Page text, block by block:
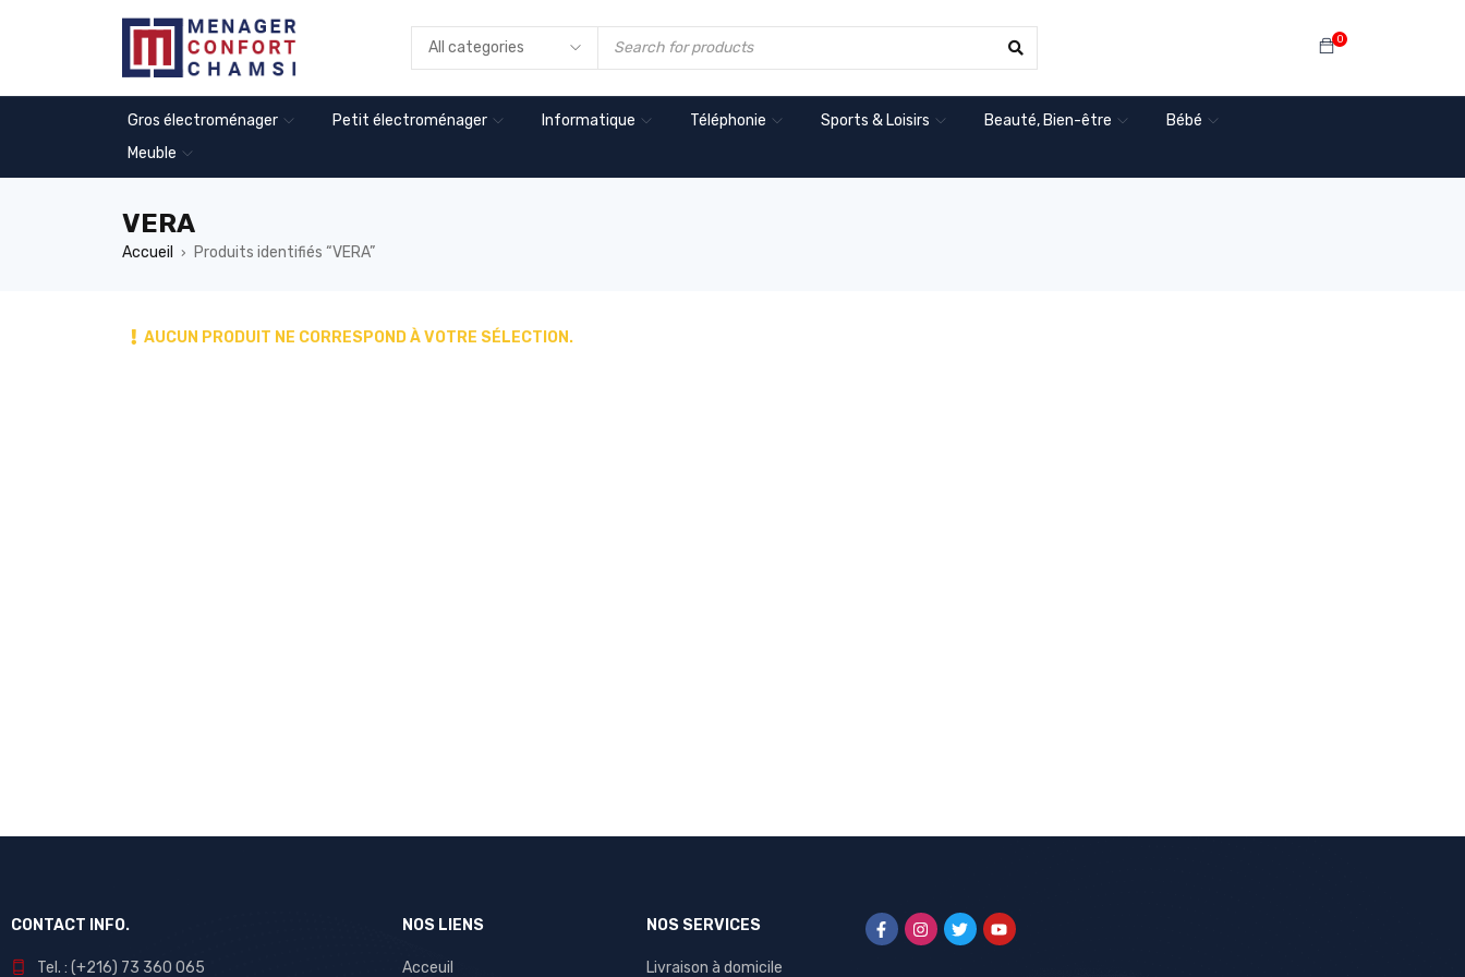
0
Gros électroménager Petit électroménager Informatique Téléphonie Sports & Loisirs Beauté, Bien-être
Bébé
Meuble
VERA
Accueil › Produits identifiés “VERA”
AUCUN PRODUIT NE CORRESPOND À VOTRE SÉLECTION.
CONTACT INFO.
Tel. : (+216) 73 360 065
NOS LIENS
Acceuil
NOS SERVICES
Livraison à domicile